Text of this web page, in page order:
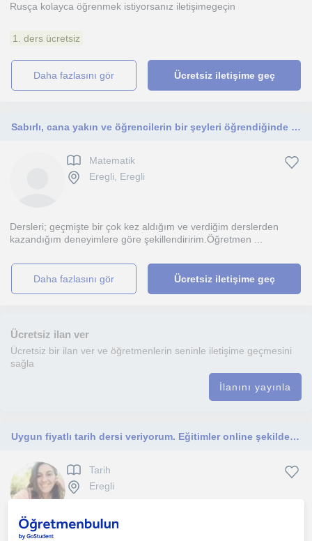
Rusça kolayca öğrenmek istiyorsanız iletişimegeçin
1. ders ücretsiz
daha fazlasını gör Ücretsiz iletişime geç
Sabırlı, cana yakın ve öğrencilerin bir şeyleri öğrendiğinde gözlerindeki o ışıltıyı görmekten mutluluk duyan birisiyim.
Matematik
Eregli, Eregli
Dersleri; geçmişte bir çok kez aldığım ve verdiğim derslerden
kazandığım deneyimlere göre şekillendiririm.Öğretmen ...
daha fazlasını gör Ücretsiz iletişime geç
Ücretsiz ilan ver
Ücretsiz bir ilan ver ve öğretmenlerin seninle iletişime geçmesini
sağla
İlanını yayınla
Uygun fiyatlı tarih dersi veriyorum. Eğitimler online şekildedir. Aynı şehirde ise yüzyüze de özel ders verebilirim
Tarih
Eregli
1. ders ücretsiz